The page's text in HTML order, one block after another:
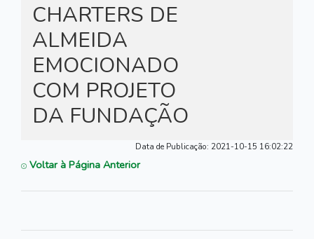
CHARTERS DE
ALMEIDA
EMOCIONADO
COM PROJETO
DA FUNDAÇÃO
Data de Publicação: 2021-10-15 16:02:22
Voltar à Página Anterior